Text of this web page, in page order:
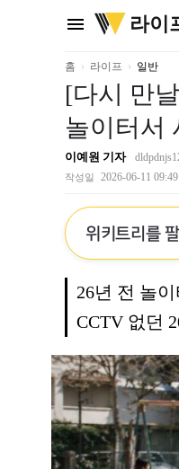
menu
위
키
리
라이
홈 라이프 일반
[다시 만
놀이터서
이예원 기자
작성일 2026-06-11 09:49
위키트리를
26년 전 놀
CCTV 없던